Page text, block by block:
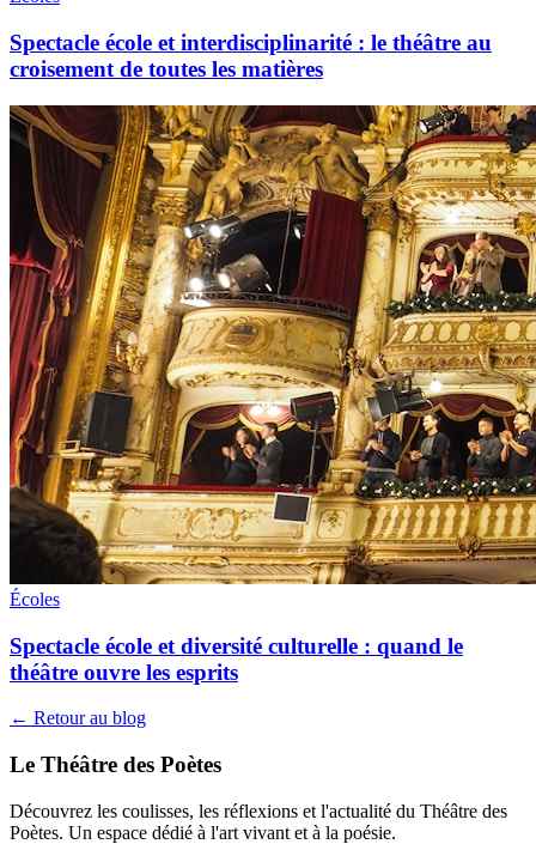
Spectacle école et interdisciplinarité : le théâtre au
croisement de toutes les matières
Écoles
Spectacle école et diversité culturelle : quand le
théâtre ouvre les esprits
← Retour au blog
Le Théâtre des Poètes
Découvrez les coulisses, les réflexions et l'actualité du Théâtre des
Poètes. Un espace dédié à l'art vivant et à la poésie.